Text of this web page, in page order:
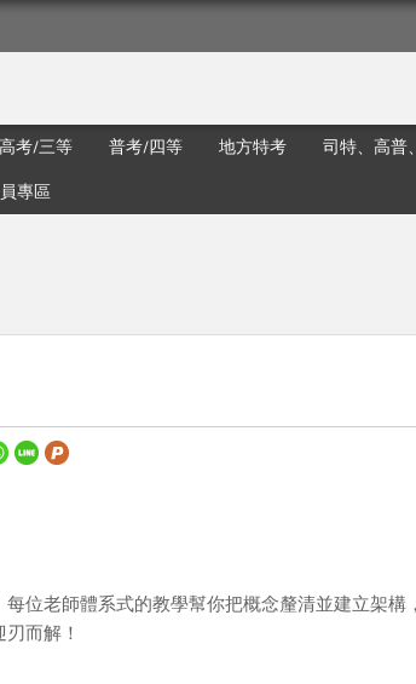
高考/三等 普考/四等 地方特考 司特、高普
專區
每位老師體系式的教學幫你把概念釐清並建立架
而解！